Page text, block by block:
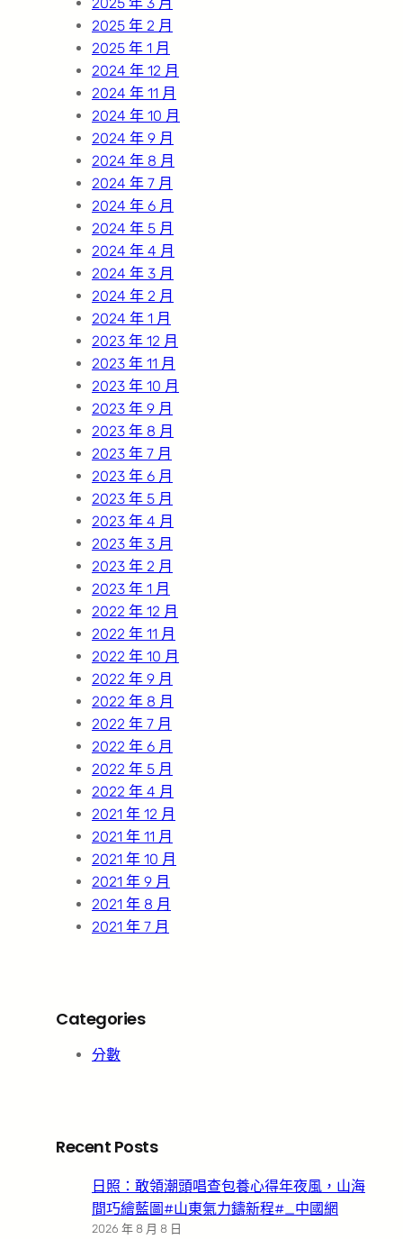
2025 年 2 月
2025 年 1 月
2024 年 12 月
2024 年 11 月
2024 年 10 月
2024 年 9 月
2024 年 8 月
2024 年 7 月
2024 年 6 月
2024 年 5 月
2024 年 4 月
2024 年 3 月
2024 年 2 月
2024 年 1 月
2023 年 12 月
2023 年 11 月
2023 年 10 月
2023 年 9 月
2023 年 8 月
2023 年 7 月
2023 年 6 月
2023 年 5 月
2023 年 4 月
2023 年 3 月
2023 年 2 月
2023 年 1 月
2022 年 12 月
2022 年 11 月
2022 年 10 月
2022 年 9 月
2022 年 8 月
2022 年 7 月
2022 年 6 月
2022 年 5 月
2022 年 4 月
2021 年 12 月
2021 年 11 月
2021 年 10 月
2021 年 9 月
2021 年 8 月
2021 年 7 月
Categories
分數
Recent Posts
日照：敢領潮頭唱查包養心得年夜風，山海
間巧繪藍圖#山東氣力鑄新程#_中國網
2026 年 8 月 8 日